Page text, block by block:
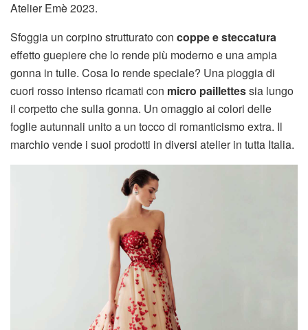
Atelier Emè 2023.
Sfoggia un corpino strutturato con coppe e steccatura
effetto guepiere che lo rende più moderno e una ampia
gonna in tulle. Cosa lo rende speciale? Una pioggia di
cuori rosso intenso ricamati con micro paillettessia lungo
il corpetto che sulla gonna. Un omaggio ai colori delle
foglie autunnali unito a un tocco di romanticismo extra. Il
marchio vende i suoi prodotti in diversi atelier in tutta Italia.